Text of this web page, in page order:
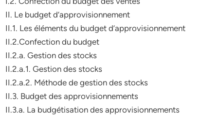
II. Le budget d’approvisionnement
II.1. Les éléments du budget d’approvisionnement
II.2.Confection du budget
II.2.a. Gestion des stocks
II.2.a.1. Gestion des stocks
II.2.a.2. Méthode de gestion des stocks
II.3. Budget des approvisionnements
II.3.a. La budgétisation des approvisionnements